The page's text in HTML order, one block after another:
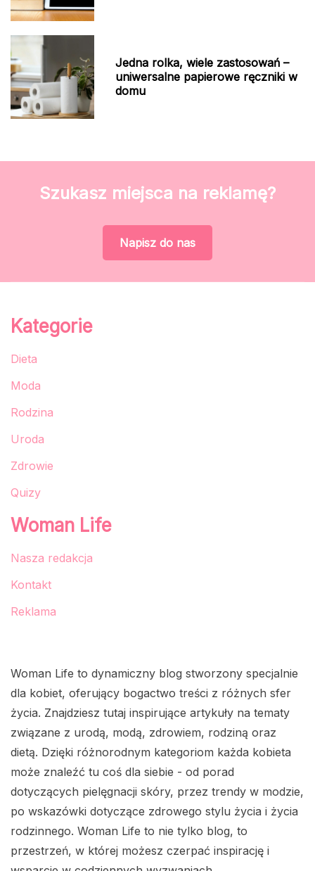
Jedna rolka, wiele zastosowań –
uniwersalne papierowe ręczniki w
domu
Szukasz miejsca na reklamę?
Napisz do nas
Kategorie
Dieta
Moda
Rodzina
Uroda
Zdrowie
Quizy
Woman Life
Nasza redakcja
Kontakt
Reklama
Woman Life to dynamiczny blog stworzony specjalnie
dla kobiet, oferujący bogactwo treści z różnych sfer
życia. Znajdziesz tutaj inspirujące artykuły na tematy
związane z urodą, modą, zdrowiem, rodziną oraz
dietą. Dzięki różnorodnym kategoriom każda kobieta
może znaleźć tu coś dla siebie - od porad
dotyczących pielęgnacji skóry, przez trendy w modzie,
po wskazówki dotyczące zdrowego stylu życia i życia
rodzinnego. Woman Life to nie tylko blog, to
przestrzeń, w której możesz czerpać inspirację i